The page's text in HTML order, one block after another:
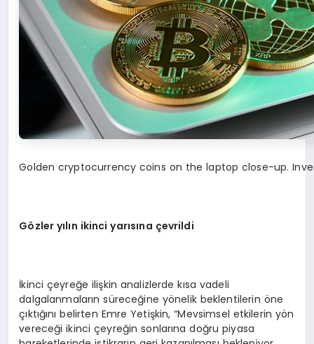
Golden cryptocurrency coins on the laptop close-up.
Gözler yılın ikinci yarısına çevrildi
İkinci çeyreğe ilişkin analizlerde kısa vadeli
dalgalanmaların süreceğine yönelik beklentilerin öne
çıktığını belirten Emre Yetişkin, “Mevsimsel etkilerin yön
vereceği ikinci çeyreğin sonlarına doğru piyasa